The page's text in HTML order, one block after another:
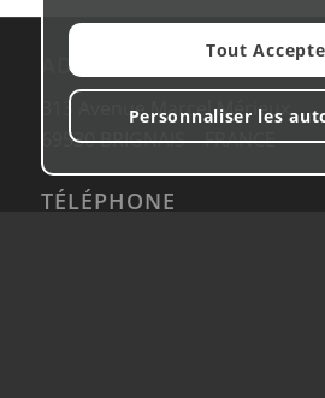
ADRESSE
313 Avenue Marcel Mérieux
69530 BRIGNAIS – FRANCE
TÉLÉPHONE
Tout
Personnaliser les